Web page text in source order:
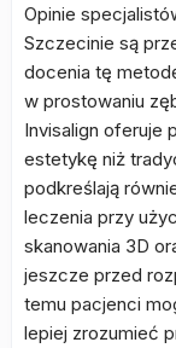
Opinie
Szczecinie są
docenia tę
w prostowaniu
Invisalign oferuje
estetykę niż
podkreślają
leczenia przy
skanowania 3D
jeszcze przed
temu pacjenci
lepiej zrozumieć